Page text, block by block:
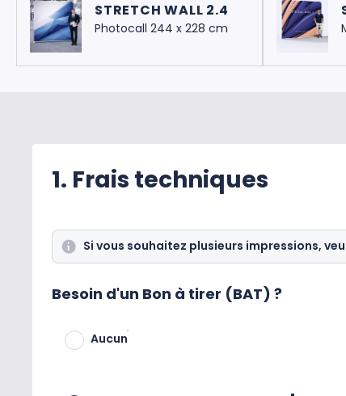
STRETCH WALL 2.4
Photocall 244 x 228 cm
1. Frais techniques
Si vous souhaitez plusieurs impressions,
Besoin d'un Bon à tirer (BAT) ?
Aucun